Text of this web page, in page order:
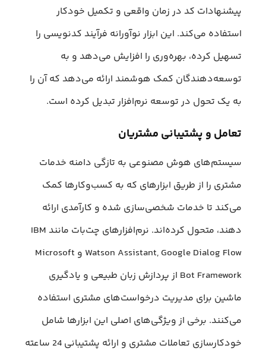
پیشنهادات کد در زمان واقعی و تکمیل خودکار
استفاده می‌کند. این ابزار نوآورانه فرآیند کدنویسی را
تسهیل کرده، بهره‌وری را افزایش می‌دهد و به
توسعه‌دهندگان کمک هوشمند ارائه می‌دهد که آن را
به یک تحول در توسعه نرم‌افزار تبدیل کرده است.
تعامل و پشتیبانی مشتریان
سیستم‌های هوش مصنوعی به تازگی دامنه خدمات
مشتری را از طریق ابزارهای که به کسب‌وکارها کمک
می‌کند تا خدمات شخصی‌سازی شده و کارآمدی ارائه
دهند، متحول کرده‌اند. نرم‌افزارهای چت‌بات‌ مانند IBM
Watson Assistant, Google Dialog Flow و Microsoft
Bot Framework از پردازش زبان طبیعی و یادگیری
ماشین برای مدیریت درخواست‌های مشتری استفاده
می‌کنند. برخی از ویژگی‌های اصلی این ابزارها شامل
خودکارسازی تعاملات مشتری و ارائه پشتیبانی 24 ساعته